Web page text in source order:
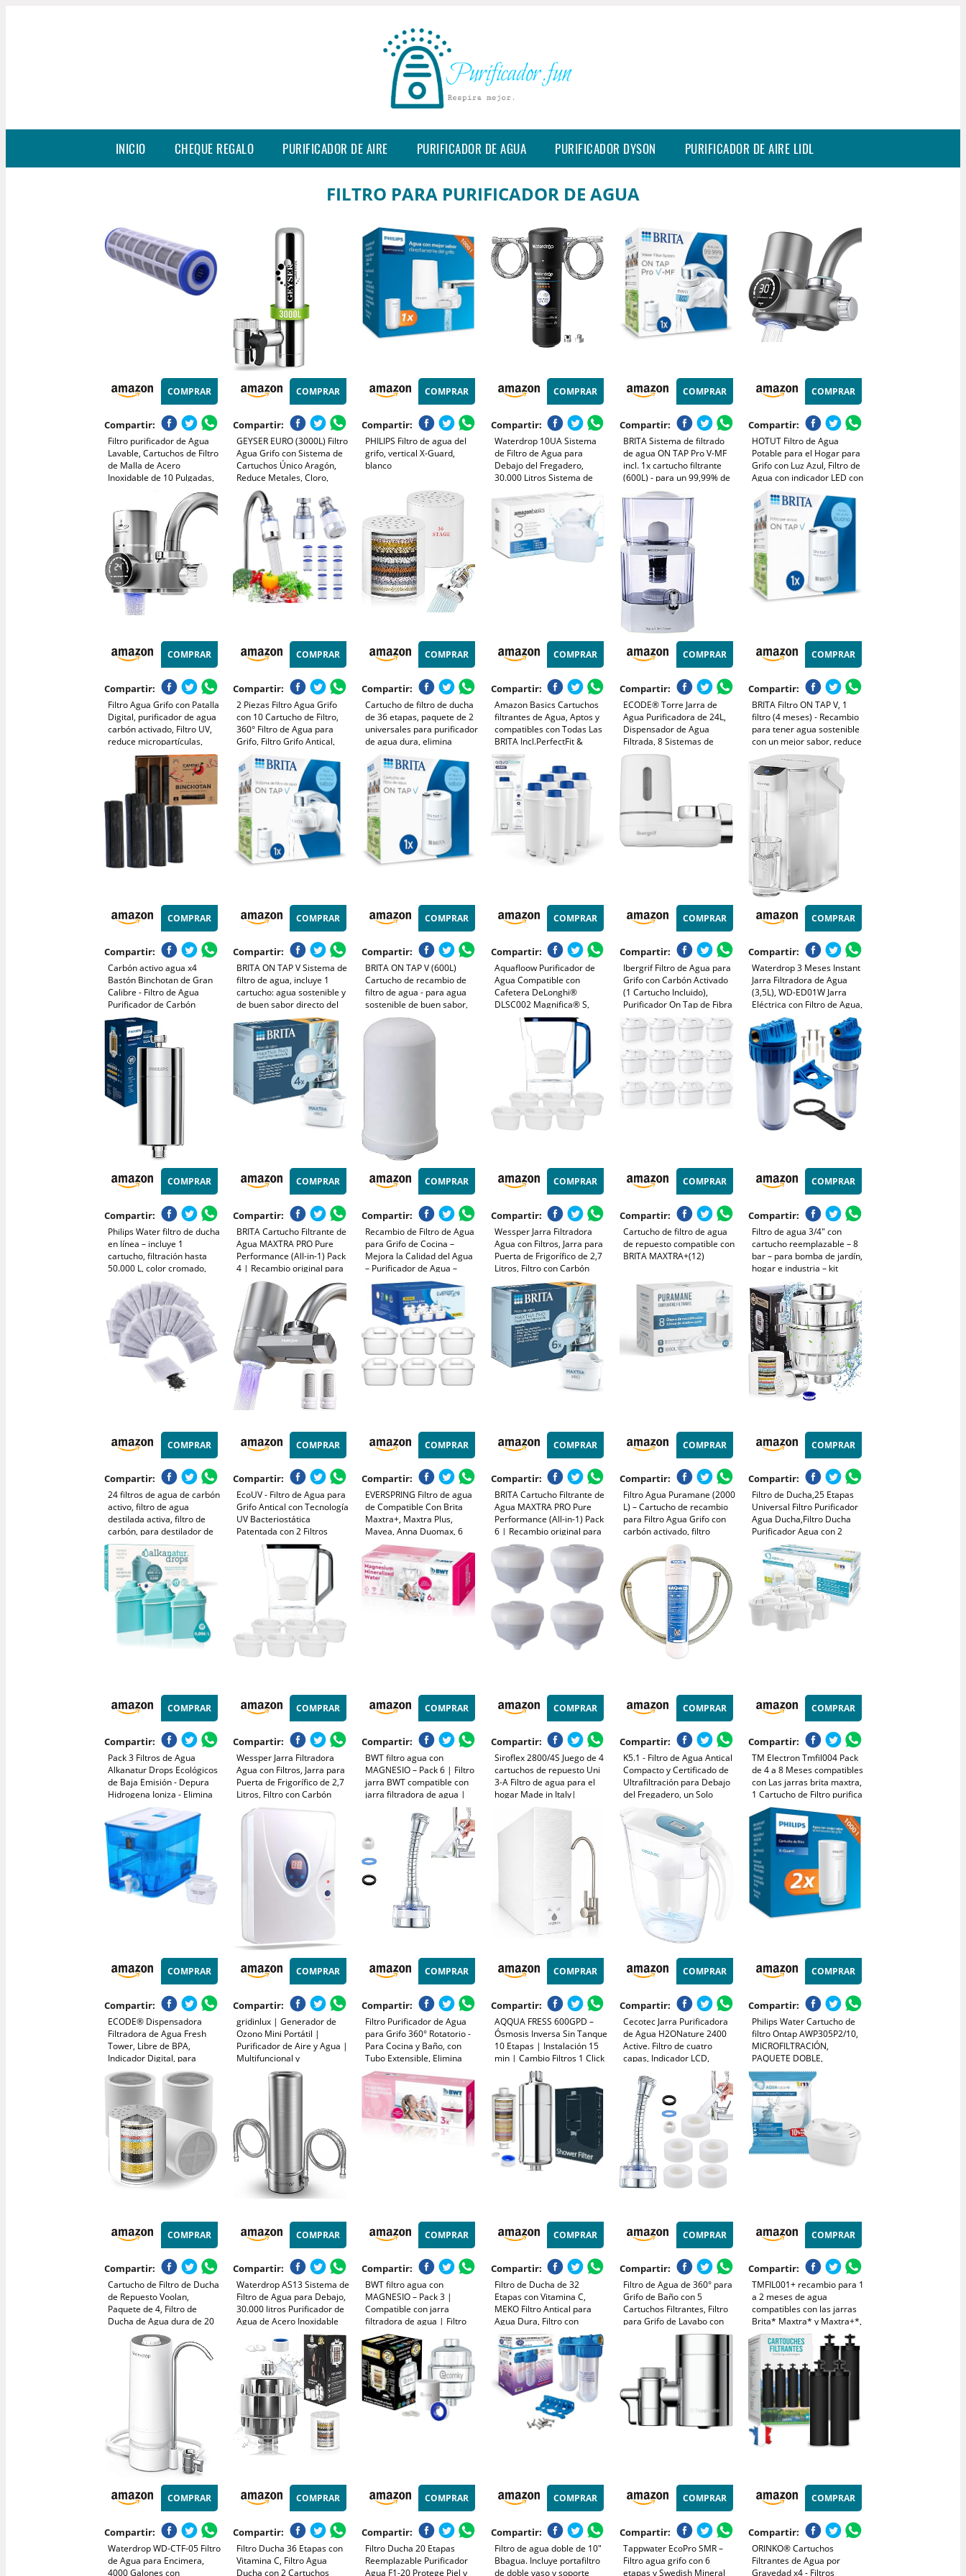
INICIO CHEQUE REGALO PURIFICADOR DE AIRE PURIFICADOR DE AGUA PURIFICADOR DYSON PURIFICADOR DE AIRE LIDL
FILTRO PARA PURIFICADOR DE AGUA
COMPRAR
Compartir:
Filtro purificador de Agua
Lavable, Cartuchos de Filtro
de Malla de Acero
Inoxidable de 10 Pulgadas,
precisión de Filtro de 40
COMPRAR
Compartir:
GEYSER EURO (3000L) Filtro
Agua Grifo con Sistema de
Cartuchos Único Aragón,
Reduce Metales, Cloro,
Bacterias, Pesticidas, Filtro
de Agua para Grifo
(Cartucho de 3000 l
Incluido)
COMPRAR
Compartir:
PHILIPS Filtro de agua del
grifo, vertical X-Guard,
blanco
COMPRAR
Compartir:
Waterdrop 10UA Sistema
de Filtro de Agua para
Debajo del Fregadero,
30.000 Litros Sistema de
Filtrado de Agua de Alta
Capacidad, Certificado
NSF/ANSI 42, Reduce el
99,99% de Plomo, Cloro,
Mal Sabor
COMPRAR
Compartir:
BRITA Sistema de filtrado
de agua ON TAP Pro V-MF
incl. 1x cartucho filtrante
(600L) - para un 99,99% de
agua libre de bacterias,
reduciendo PFAS, incl.
cuenta atrás digital LCD de
capacidad
COMPRAR
Compartir:
HOTUT Filtro de Agua
Potable para el Hogar para
Grifo con Luz Azul, Filtro de
Agua con indicador LED con
1 Cartuchos de Fibra de
Carbono, Elimina el Cloro
COMPRAR
Compartir:
Filtro Agua Grifo con Patalla
Digital, purificador de agua
carbón activado, Filtro UV,
reduce micropartículas,
metales y sustancias que
afectan el sabor, un
cartucho 1000 Litros
COMPRAR
Compartir:
2 Piezas Filtro Agua Grifo
con 10 Cartucho de Filtro,
360° Filtro de Agua para
Grifo, Filtro Grifo Antical,
Filtros de Agua para Grifo,
Filtros Agua Grifo para
Cocina Fregadero Baño
COMPRAR
Compartir:
Cartucho de filtro de ducha
de 36 etapas, paquete de 2
universales para purificador
de agua dura, elimina
COMPRAR
Compartir:
Amazon Basics Cartuchos
filtrantes de Agua, Aptos y
compatibles con Todas Las
BRITA Incl.PerfectFit &
Jarras, 3 Unidad
COMPRAR
Compartir:
ECODE® Torre Jarra de
Agua Purificadora de 24L,
Dispensador de Agua
Filtrada, 8 Sistemas de
Filtrado, Filtro Cerámico,
Carbon, Piedras Naturales,
Jarra Purificadora, Aqua
COMPRAR
Compartir:
BRITA Filtro ON TAP V, 1
filtro (4 meses) - Recambio
para tener agua sostenible
con un mejor sabor, reduce
pequeñas partículas,
metales y sustancias que
alteran el sabor
COMPRAR
Compartir:
Carbón activo agua x4
Bastón Binchotan de Gran
Calibre - Filtro de Agua
Purificador de Carbón
Activo de Madera Vegetal
Orgánica - Recarga para
Jarra Filtrante, Purificador
de Agua de Grifo, Botella
COMPRAR
Compartir:
BRITA ON TAP V Sistema de
filtro de agua, incluye 1
cartucho: agua sostenible y
de buen sabor directo del
grifo, reduce
micropartículas, PFAS,
metales y sustancias que
afectan el sabor.
COMPRAR
Compartir:
BRITA ON TAP V (600L)
Cartucho de recambio de
filtro de agua - para agua
sostenible de buen sabor,
reduce las micro partículas,
PFAS, los metales pesados y
otras sustancias que
COMPRAR
Compartir:
Aquafloow Purificador de
Agua Compatible con
Cafetera DeLonghi®
DLSC002 Magnifica® S,
Eletta®, Dinamica®,
PrimaDonna® y Serie
ECAM – Cartucho Filtrante
para Máquina de Café y
COMPRAR
Compartir:
Ibergrif Filtro de Agua para
Grifo con Carbón Activado
(1 Cartucho Incluido),
Purificador On Tap de Fibra
que Reduce Cloro, PFAS,
Sedimentos y Mal Sabor,
Fácil Instalación, Blanco,
M91007
COMPRAR
Compartir:
Waterdrop 3 Meses Instant
Jarra Filtradora de Agua
(3,5L), WD-ED01W Jarra
Eléctrica con Filtro de Agua,
Reducir 35+ Sustancias,
Dispensador Filtro de Agua,
Preserva Minerales, Blanco
(Filtro: WD-EDF)
COMPRAR
Compartir:
Philips Water filtro de ducha
en línea – incluye 1
cartucho, filtración hasta
50.000 L, color cromado,
reduce cloro hasta un 99%,
fácil de instalar, compatible
con la mayoría de duchas
COMPRAR
Compartir:
BRITA Cartucho Filtrante de
Agua MAXTRA PRO Pure
Performance (All-in-1) Pack
4 | Recambio original para
todas las jarras BRITA para
agua de sabor puro - filtra
PFAS, cloro, cal y metales
COMPRAR
Compartir:
Recambio de Filtro de Agua
para Grifo de Cocina –
Mejora la Calidad del Agua
– Purificador de Agua –
Filtra más de 100
sustancias – Filtro de 7
Etapas – Filtro Reutilizable y
Sostenible
COMPRAR
Compartir:
Wessper Jarra Filtradora
Agua con Filtros, Jarra para
Puerta de Frigorífico de 2,7
Litros, Filtro con Carbón
Activo y Resina de
Intercambio Iónico, Jarra y
Juego de 6 Cartuchos - Azul
COMPRAR
Compartir:
Cartucho de filtro de agua
de repuesto compatible con
BRITA MAXTRA+(12)
COMPRAR
Compartir:
Filtro de agua 3/4" con
cartucho reemplazable – 8
bar – para bomba de jardín,
hogar e industria – kit
completo con soporte y
llave
COMPRAR
Compartir:
24 filtros de agua de carbón
activo, filtro de agua
destilada activa, filtro de
carbón, para destilador de
agua
COMPRAR
Compartir:
EcoUV - Filtro de Agua para
Grifo Antical con Tecnología
UV Bacteriostática
Patentada con 2 Filtros
Antical y Fibra de Carbono -
Elimina Cal, Cloro, Bacterias
COMPRAR
Compartir:
EVERSPRING Filtro de agua
de Compatible Con Brita
Maxtra+, Maxtra Plus,
Mavea, Anna Duomax, 6
piezas
COMPRAR
Compartir:
BRITA Cartucho Filtrante de
Agua MAXTRA PRO Pure
Performance (All-in-1) Pack
6 | Recambio original para
todas las jarras BRITA para
agua de sabor puro - filtra
PFAS, cloro, cal y metales
COMPRAR
Compartir:
Filtro Agua Puramane (2000
L) – Cartucho de recambio
para Filtro Agua Grifo con
carbón activado, filtro
antical. Reduce
micropartículas, metales
pesados y cal. Incluye 2
filtros.
COMPRAR
Compartir:
Filtro de Ducha,25 Etapas
Universal Filtro Purificador
Agua Ducha,Filtro Ducha
Purificador Agua con 2
Cartuchos,Filtro Ducha Alta
Presion Eliminar Cloro
Fluoruro,elimina irritantes
perjudiciales piel
COMPRAR
Compartir:
Pack 3 Filtros de Agua
Alkanatur Drops Ecológicos
de Baja Emisión - Depura
Hidrogena Ioniza - Elimina
Cloro Metales Pesados
Añade Magnesio pH 9 -
Cartuchos Libres de Tóxicos
- ALKANATUR
COMPRAR
Compartir:
Wessper Jarra Filtradora
Agua con Filtros, Jarra para
Puerta de Frigorífico de 2,7
Litros, Filtro con Carbón
Activo y Resina de
Intercambio Iónico, Jarra y
Juego de 6 Cartuchos -
COMPRAR
Compartir:
BWT filtro agua con
MAGNESIO – Pack 6 | Filtro
jarra BWT compatible con
jarra filtradora de agua |
Purificador eficaz | Filtra
cal, cloro y metales | Desde
dureza de 15 °dH
COMPRAR
Compartir:
Siroflex 2800/4S Juego de 4
cartuchos de repuesto Uni
3-A Filtro de agua para el
hogar Made in Italy|
Purificador de agua del
para la cocina | Eliminación
COMPRAR
Compartir:
K5.1 - Filtro de Agua Antical
Compacto y Certificado de
Ultrafiltración para Debajo
del Fregadero, un Solo
Filtración y Ahorro,
Precisión de Filtrado 0.01
Micras
COMPRAR
Compartir:
TM Electron Tmfil004 Pack
de 4 a 8 Meses compatibles
con Las jarras brita maxtra,
1 Cartucho de Filtro purifica
de 100 a 200 litros de Agua,
Plastic, 4 Unidades
COMPRAR
Compartir:
ECODE® Dispensadora
Filtradora de Agua Fresh
Tower, Libre de BPA,
Indicador Digital, para
Nevera, Incluye Filtro
purificador Compatible,
Duración - Water Filter jug
COMPRAR
Compartir:
gridinlux | Generador de
Ozono Mini Portátil |
Purificador de Aire y Agua |
Multifuncional y
Desinfectante | Filtra y
Neutraliza alérgenos y
10W
COMPRAR
Compartir:
Filtro Purificador de Agua
para Grifo 360° Rotatorio -
Para Cocina y Baño, con
Tubo Extensible, Elimina
Cloro, Fluoruro, Metales
Pesados y Cal (Agua Dura)
COMPRAR
Compartir:
AQQUA FRESS 600GPD –
Ósmosis Inversa Sin Tanque
10 Etapas | Instalación 15
min | Cambio Filtros 1 Click
| Funciona con o sin
Electricidad y Desagüe |
Marca España
COMPRAR
Compartir:
Cecotec Jarra Purificadora
de Agua H2ONature 2400
Active. Filtro de cuatro
capas, Indicador LCD,
Capacidad máxima 2,4 L sin
filtro, Tapa Extraíble, Incluye
3 Filtros
COMPRAR
Compartir:
Philips Water Cartucho de
filtro Ontap AWP305P2/10,
MICROFILTRACIÓN,
PAQUETE DOBLE,
capacidad de filtración de
1000 L, filtra SEDIMENTOS,
CLORO y otras sustancias
que alteran el sabor
COMPRAR
Compartir:
Cartucho de Filtro de Ducha
de Repuesto Voolan,
Paquete de 4, Filtro de
Ducha de Agua dura de 20
Etapas para Eliminar Cloro
y Metales Pesados,
Suavizante de Agua
COMPRAR
Compartir:
Waterdrop AS13 Sistema de
Filtro de Agua para Debajo,
30.000 litros Purificador de
Agua de Acero Inoxidable
de 5+1 Grado, Certificado
NSF/ANSI 42, Reduce
Plomo, Cloro, Sabores y
Olores
COMPRAR
Compartir:
BWT filtro agua con
MAGNESIO – Pack 3 |
Compatible con jarra
filtradora de agua | Filtro
jarra BWT | Purificador
doméstico | Reduce cal,
cloro y metales | Hasta
dureza de 14,9 °dH
COMPRAR
Compartir:
Filtro de Ducha de 32
Etapas con Vitamina C,
MEKO Filtro Antical para
Agua Dura, Filtro con
Cartuchos Reemplazables
de Purificación Multietapa
para Eliminar Cal, Cloro
Residual (Plata)
COMPRAR
Compartir:
Filtro de Agua de 360° para
Grifo de Baño con 5
Cartuchos Filtrantes, Filtro
para Grifo de Lavabo con
Tubo Extensible para
cloro, fluoruro, metales
pesados y agua dura.
COMPRAR
Compartir:
TMFIL001+ recambio para 1
a 2 meses de agua
compatibles con las jarras
Brita* Maxtra* y Maxtra+*,
1 filtro de agua purifica de
100 a 200 litros de agua.
COMPRAR
Compartir:
Waterdrop WD-CTF-05 Filtro
de Agua para Encimera,
4000 Galones con
COMPRAR
Compartir:
Filtro Ducha 36 Etapas con
Vitamina C, Filtro Agua
Ducha con 2 Cartuchos
COMPRAR
Compartir:
Filtro Ducha 20 Etapas
Reemplazable Purificador
Agua F1-20 Protege Piel y
COMPRAR
Compartir:
Filtro de agua doble de 10"
Bbagua. Incluye portafiltro
de doble vaso y soporte
COMPRAR
Compartir:
Tappwater EcoPro SMR –
Filtro agua grifo con 6
etapas y Swedish Mineral
COMPRAR
Compartir:
ORINKO® Cartuchos
Filtrantes de Agua por
Gravedad x4 - Filtros